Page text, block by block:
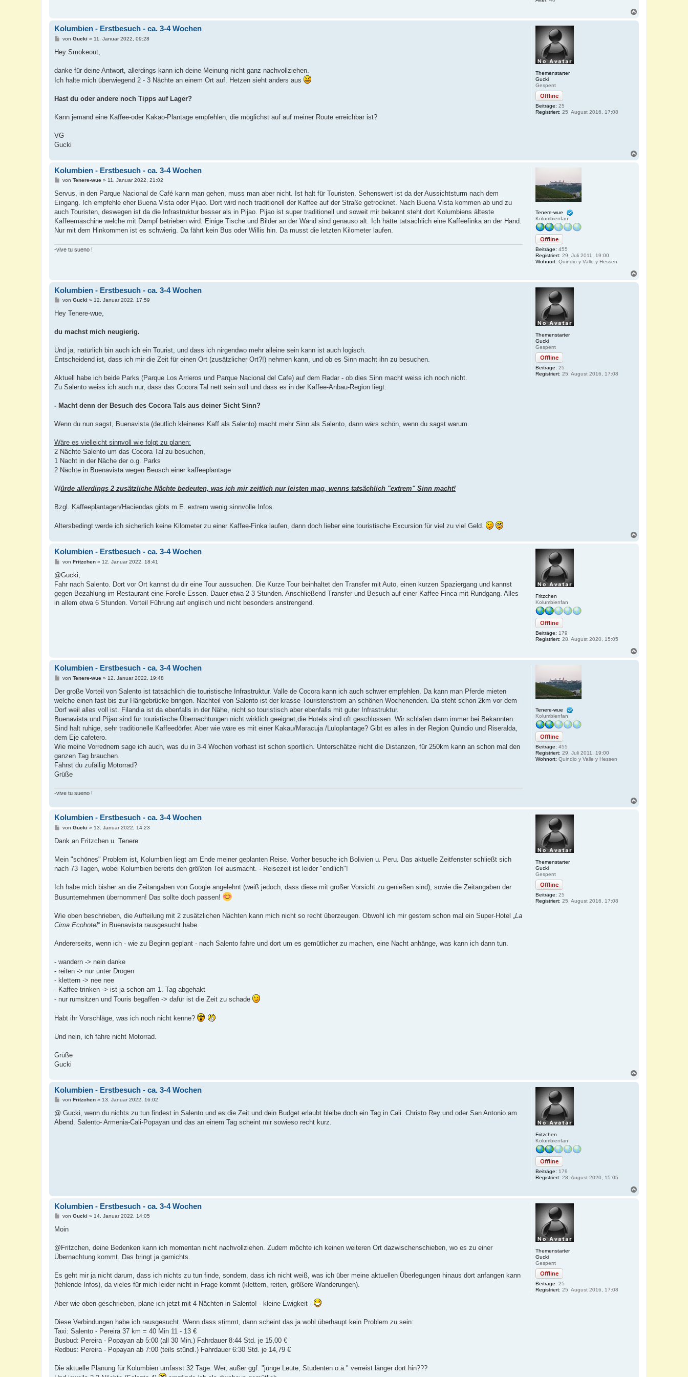
Themenstarter
Gucki
Gesperrt
Offline
Beiträge: 25
Registriert: 25. August 2016, 17:08
Kolumbien - Erstbesuch - ca. 3-4 Wochen
B
i
a
von Gucki » 11. Januar 2022, 09:28
Hey Smokeout,
danke für deine Antwort, allerdings kann ich deine Meinung nicht ganz nachvollziehen.
Ich halte mich überwiegend 2 - 3 Nächte an einem Ort auf. Hetzen sieht anders aus
Hast du oder andere noch Tipps auf Lager?
Kann jemand eine Kaffee-oder Kakao-Plantage empfehlen, die möglichst auf auf meiner Route erreichbar ist?
VG
Gucki
Tenere-wue
Kolumbienfan
Offline
Beiträge: 455
Registriert: 29. Juli 2011, 19:00
Wohnort: Quindio y Valle y Hessen
Kolumbien - Erstbesuch - ca. 3-4 Wochen
B
i
r
a
von Tenere-wue» 11. Januar 2022, 21:02
Servus, in den Parque Nacional de Café kann man gehen, muss man aber nicht. Ist halt für Touristen. Sehenswert ist da der Aussichtsturm nach dem
Eingang. Ich empfehle eher Buena Vista oder Pijao. Dort wird noch traditionell der Kaffee auf der Straße getrocknet. Nach Buena Vista kommen ab und zu
auch Touristen, deswegen ist da die Infrastruktur besser als in Pijao. Pijao ist super traditionell und soweit mir bekannt steht dort Kolumbiens älteste
Kaffeemaschine welche mit Dampf betrieben wird. Einige Tische und Bilder an der Wand sind genauso alt. Ich hätte tatsächlich eine Kaffeefinka an der Hand.
Nur mit dem Hinkommen ist es schwierig. Da fährt kein Bus oder Willis hin. Da musst die letzten Kilometer laufen.
-vive tu sueno !
Themenstarter
Gucki
Gesperrt
Offline
Beiträge: 25
Registriert: 25. August 2016, 17:08
Kolumbien - Erstbesuch - ca. 3-4 Wochen
B
i
a
von Gucki » 12. Januar 2022, 17:59
Hey Tenere-wue,
du machst mich neugierig.
Und ja, natürlich bin auch ich ein Tourist, und dass ich nirgendwo mehr alleine sein kann ist auch logisch.
Entscheidend ist, dass ich mir die Zeit für einen Ort (zusätzlicher Ort?!) nehmen kann, und ob es Sinn macht ihn zu besuchen.
Aktuell habe ich beide Parks (Parque Los Arrieros und Parque Nacional del Cafe) auf dem Radar - ob dies Sinn macht weiss ich noch nicht.
Zu Salento weiss ich auch nur, dass das Cocora Tal nett sein soll und dass es in der Kaffee-Anbau-Region liegt.
- Macht denn der Besuch des Cocora Tals aus deiner Sicht Sinn?
Wenn du nun sagst, Buenavista (deutlich kleineres Kaff als Salento) macht mehr Sinn als Salento, dann wärs schön, wenn du sagst warum.
Wäre es vielleicht sinnvoll wie folgt zu planen:
2 Nächte Salento um das Cocora Tal zu besuchen,
1 Nacht in der Näche der o.g. Parks
2 Nächte in Buenavista wegen Beusch einer kaffeeplantage
Würde allerdings 2 zusätzliche Nächte bedeuten, was ich mir zeitlich nur leisten mag, wenns tatsächlich "extrem" Sinn macht!
Bzgl. Kaffeeplantagen/Haciendas gibts m.E. extrem wenig sinnvolle Infos.
Altersbedingt werde ich sicherlich keine Kilometer zu einer Kaffee-Finka laufen, dann doch lieber eine touristische Excursion für viel zu viel Geld.
Fritzchen
Kolumbienfan
Offline
Beiträge: 179
Registriert: 28. August 2020, 15:05
Kolumbien - Erstbesuch - ca. 3-4 Wochen
B
i
r
a
g
von Fritzchen» 12. Januar 2022, 18:41
@Gucki,
Fahr nach Salento. Dort vor Ort kannst du dir eine Tour aussuchen. Die Kurze Tour beinhaltet den Transfer mit Auto, einen kurzen Spaziergang und kannst
gegen Bezahlung im Restaurant eine Forelle Essen. Dauer etwa 2-3 Stunden. Anschließend Transfer und Besuch auf einer Kaffee Finca mit Rundgang. Alles
in allem etwa 6 Stunden. Vorteil Führung auf englisch und nicht besonders anstrengend.
Tenere-wue
Kolumbienfan
Offline
Beiträge: 455
Registriert: 29. Juli 2011, 19:00
Wohnort: Quindio y Valle y Hessen
Kolumbien - Erstbesuch - ca. 3-4 Wochen
B
i
r
a
von Tenere-wue» 12. Januar 2022, 19:48
Der große Vorteil von Salento ist tatsächlich die touristische Infrastruktur. Valle de Cocora kann ich auch schwer empfehlen. Da kann man Pferde mieten
welche einen fast bis zur Hängebrücke bringen. Nachteil von Salento ist der krasse Touristenstrom an schönen Wochenenden. Da steht schon 2km vor dem
Dorf weil alles voll ist. Filandia ist da ebenfalls in der Nähe, nicht so touristisch aber ebenfalls mit guter Infrastruktur.
Buenavista und Pijao sind für touristische Übernachtungen nicht wirklich geeignet,die Hotels sind oft geschlossen. Wir schlafen dann immer bei Bekannten.
Sind halt ruhige, sehr traditionelle Kaffeedörfer. Aber wie wäre es mit einer Kakau/Maracuja /Luloplantage? Gibt es alles in der Region Quindio und Riseralda,
dem Eje cafetero.
Wie meine Vorrednern sage ich auch, was du in 3-4 Wochen vorhast ist schon sportlich. Unterschätze nicht die Distanzen, für 250km kann an schon mal den
ganzen Tag brauchen.
Fährst du zufällig Motorrad?
Grüße
-vive tu sueno !
Themenstarter
Gucki
Gesperrt
Offline
Beiträge: 25
Registriert: 25. August 2016, 17:08
Kolumbien - Erstbesuch - ca. 3-4 Wochen
B
i
a
von Gucki » 13. Januar 2022, 14:23
Dank an Fritzchen u. Tenere.
Mein "schönes" Problem ist, Kolumbien liegt am Ende meiner geplanten Reise. Vorher besuche ich Bolivien u. Peru. Das aktuelle Zeitfenster schließt sich
nach 73 Tagen, wobei Kolumbien bereits den größten Teil ausmacht. - Reisezeit ist leider "endlich"!
Ich habe mich bisher an die Zeitangaben von Google angelehnt (weiß jedoch, dass diese mit großer Vorsicht zu genießen sind), sowie die Zeitangaben der
Busunternehmen übernommen! Das sollte doch passen!
Wie oben beschrieben, die Aufteilung mit 2 zusätzlichen Nächten kann mich nicht so recht überzeugen. Obwohl ich mir gestern schon mal ein Super-Hotel „ La
Cima Ecohotel“ in Buenavista rausgesucht habe.
Andererseits, wenn ich - wie zu Beginn geplant - nach Salento fahre und dort um es gemütlicher zu machen, eine Nacht anhänge, was kann ich dann tun.
- wandern -> nein danke
- reiten -> nur unter Drogen
- klettern -> nee nee
- Kaffee trinken -> ist ja schon am 1. Tag abgehakt
- nur rumsitzen und Touris begaffen -> dafür ist die Zeit zu schade
Habt ihr Vorschläge, was ich noch nicht kenne?
Und nein, ich fahre nicht Motorrad.
Grüße
Gucki
Fritzchen
Kolumbienfan
Offline
Beiträge: 179
Registriert: 28. August 2020, 15:05
Kolumbien - Erstbesuch - ca. 3-4 Wochen
B
i
r
von Fritzchen» 13. Januar 2022, 16:02
@ Gucki, wenn du nichts zu tun findest in Salento und es die Zeit und dein Budget erlaubt bleibe doch ein Tag in Cali. Christo Rey und oder San Antonio am
Abend. Salento- Armenia-Cali-Popayan und das an einem Tag scheint mir sowieso recht kurz.
Themenstarter
Gucki
Gesperrt
Offline
Beiträge: 25
Registriert: 25. August 2016, 17:08
Kolumbien - Erstbesuch - ca. 3-4 Wochen
B
i
a
von Gucki » 14. Januar 2022, 14:05
Moin
@Fritzchen, deine Bedenken kann ich momentan nicht nachvollziehen. Zudem möchte ich keinen weiteren Ort dazwischenschieben, wo es zu einer
Übernachtung kommt. Das bringt ja garnichts.
Es geht mir ja nicht darum, dass ich nichts zu tun finde, sondern, dass ich nicht weiß, was ich über meine aktuellen Überlegungen hinaus dort anfangen kann
(fehlende Infos), da vieles für mich leider nicht in Frage kommt (klettern, reiten, größere Wanderungen).
Aber wie oben geschrieben, plane ich jetzt mit 4 Nächten in Salento! - kleine Ewigkeit -
Diese Verbindungen habe ich rausgesucht. Wenn dass stimmt, dann scheint das ja wohl überhaupt kein Problem zu sein:
Taxi: Salento - Pereira 37 km = 40 Min 11 - 13 €
Busbud: Pereira - Popayan ab 5:00 (all 30 Min.) Fahrdauer 8:44 Std. je 15,00 €
Redbus: Pereira - Popayan ab 7:00 (teils stündl.) Fahrdauer 6:30 Std. je 14,79 €
Die aktuelle Planung für Kolumbien umfasst 32 Tage. Wer, außer ggf. "junge Leute, Studenten o.ä." verreist länger dort hin???